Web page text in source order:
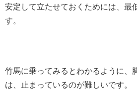
安定して立たせておくためには、最
す。
竹馬に乗ってみるとわかるように、
は、止まっているのが難しいです。